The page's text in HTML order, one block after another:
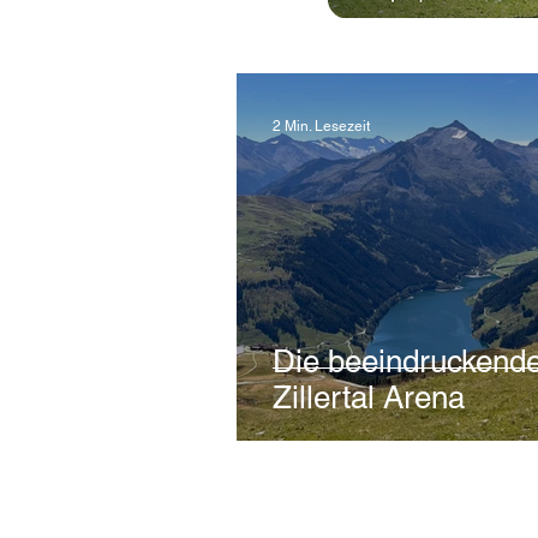
Die
Zillertal Arena
2 Min. Lesezeit